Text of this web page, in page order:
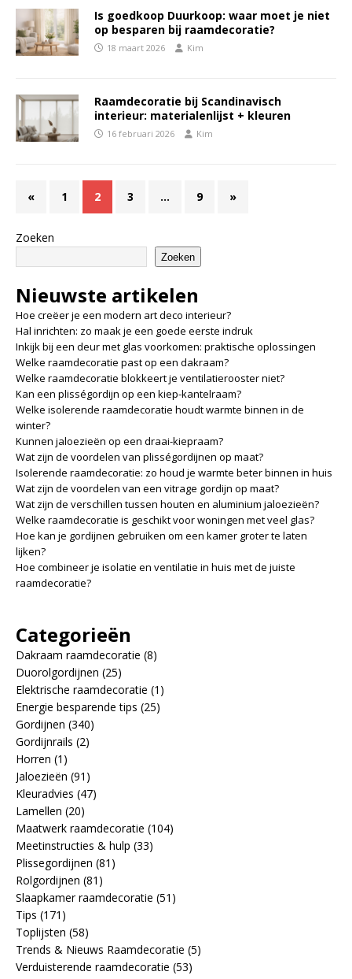
Is goedkoop Duurkoop: waar moet je niet
op besparen bij raamdecoratie?
18 maart 2026 Kim
Raamdecoratie bij Scandinavisch
interieur: materialenlijst + kleuren
16 februari 2026 Kim
« 1 2 3 … 9 »
Zoeken
Zoeken
Nieuwste artikelen
Hoe creëer je een modern art deco interieur?
Hal inrichten: zo maak je een goede eerste indruk
Inkijk bij een deur met glas voorkomen: praktische oplossingen
Welke raamdecoratie past op een dakraam?
Welke raamdecoratie blokkeert je ventilatierooster niet?
Kan een plisségordijn op een kiep-kantelraam?
Welke isolerende raamdecoratie houdt warmte binnen in de
winter?
Kunnen jaloezieën op een draai-kiepraam?
Wat zijn de voordelen van plisségordijnen op maat?
Isolerende raamdecoratie: zo houd je warmte beter binnen in huis
Wat zijn de voordelen van een vitrage gordijn op maat?
Wat zijn de verschillen tussen houten en aluminium jaloezieën?
Welke raamdecoratie is geschikt voor woningen met veel glas?
Hoe kan je gordijnen gebruiken om een kamer groter te laten
lijken?
Hoe combineer je isolatie en ventilatie in huis met de juiste
raamdecoratie?
Categorieën
Dakraam raamdecoratie (8)
Duorolgordijnen (25)
Elektrische raamdecoratie (1)
Energie besparende tips (25)
Gordijnen (340)
Gordijnrails (2)
Horren (1)
Jaloezieën (91)
Kleuradvies (47)
Lamellen (20)
Maatwerk raamdecoratie (104)
Meetinstructies & hulp (33)
Plissegordijnen (81)
Rolgordijnen (81)
Slaapkamer raamdecoratie (51)
Tips (171)
Toplijsten (58)
Trends & Nieuws Raamdecoratie (5)
Verduisterende raamdecoratie (53)